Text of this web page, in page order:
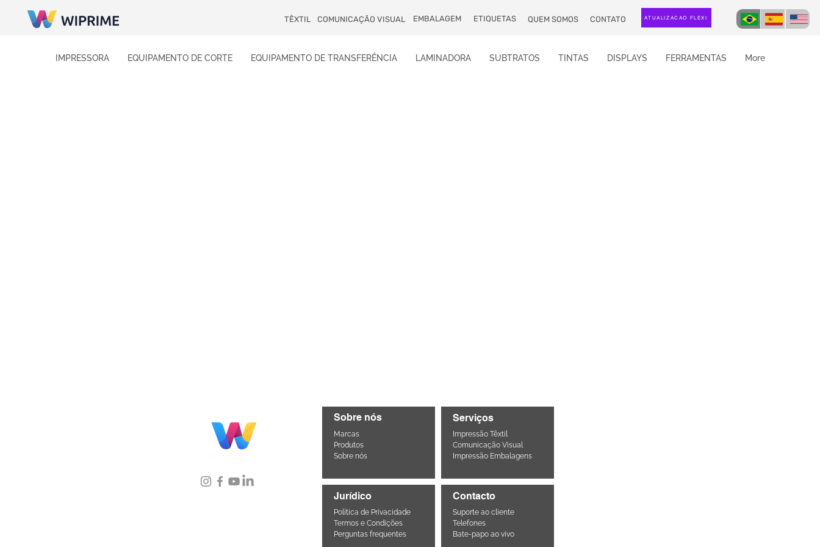
TÊXTIL COMUNICAÇÃO VISUAL EMBALAGEM ETIQUETAS QUEM SOMOS CONTATO ATUALIZAÇÃO FLEXI
IMPRESSORA EQUIPAMENTO DE CORTE EQUIPAMENTO DE TRANSFERÊNCIA LAMINADORA SUBTRATOS TINTAS DISPLAYS FERRAMENTAS More
Sobre nós
Marcas
Produtos
Sobre nós
Jurídico
Política de Privacidade
Termos e Condições
Perguntas frequentes
Serviços
Impressão Têxtil
Comunicação Visual
Impressão Embalagens
Contacto
Suporte ao cliente
Telefones
Bate-papo ao vivo